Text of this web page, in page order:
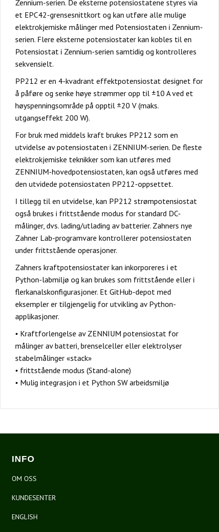
Zennium-serien. De eksterne potensiostatene styres via
et EPC42-grensesnittkort og kan utføre alle mulige
elektrokjemiske målinger med Potensiostaten i Zennium-
serien. Flere eksterne potensiostater kan kobles til en
Potensiostat i Zennium-serien samtidig og kontrolleres
sekvensielt.
PP212 er en 4-kvadrant effektpotensiostat designet for
å påføre og senke høye strømmer opp til ±10 A ved et
høyspenningsområde på opptil ±20 V (maks.
utgangseffekt 200 W).
For bruk med middels kraft brukes PP212 som en
utvidelse av potensiostaten i ZENNIUM-serien. De fleste
elektrokjemiske teknikker som kan utføres med
ZENNIUM-hovedpotensiostaten, kan også utføres med
den utvidede potensiostaten PP212-oppsettet.
I tillegg til en utvidelse, kan PP212 strømpotensiostat
også brukes i frittstående modus for standard DC-
målinger, dvs. lading/utlading av batterier. Zahners nye
Zahner Lab-programvare kontrollerer potensiostaten
under frittstående operasjoner.
Zahners kraftpotensiostater kan inkorporeres i et
Python-labmiljø og kan brukes som frittstående eller i
flerkanalskonfigurasjoner. Et GitHub-depot med
eksempler er tilgjengelig for utvikling av Python-
applikasjoner.
• Kraftforlengelse av ZENNIUM potensiostat for
målinger av batteri, brenselceller eller elektrolyser
stabelmålinger «stack»
• frittstående modus (Stand-alone)
• Mulig integrasjon i et Python SW arbeidsmiljø
INFO
OM OSS
KUNDESENTER
ENGLISH